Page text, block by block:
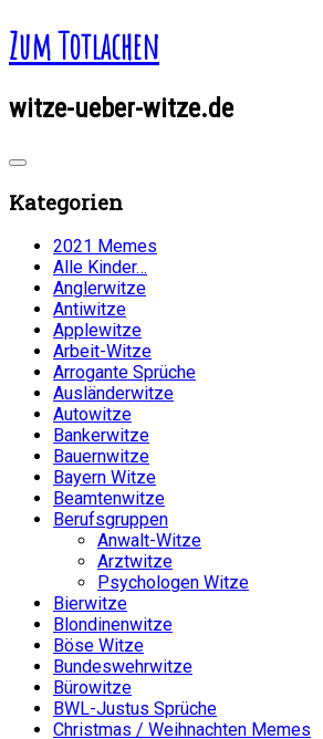
Zum Totlachen
witze-ueber-witze.de
Kategorien
2021 Memes
Alle Kinder…
Anglerwitze
Antiwitze
Applewitze
Arbeit-Witze
Arrogante Sprüche
Ausländerwitze
Autowitze
Bankerwitze
Bauernwitze
Bayern Witze
Beamtenwitze
Berufsgruppen
Anwalt-Witze
Arztwitze
Psychologen Witze
Bierwitze
Blondinenwitze
Böse Witze
Bundeswehrwitze
Bürowitze
BWL-Justus Sprüche
Christmas / Weihnachten Memes